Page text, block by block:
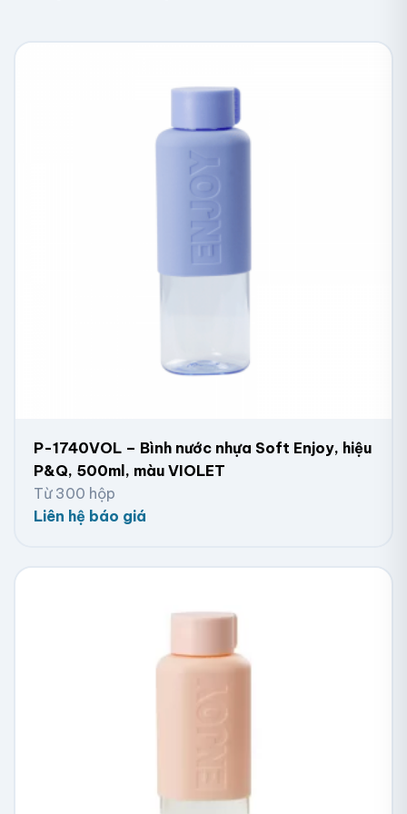
P-1740VOL – Bình nước nhựa Soft Enjoy, hiệu
P&Q, 500ml, màu VIOLET
Từ 300 hộp
Liên hệ báo giá